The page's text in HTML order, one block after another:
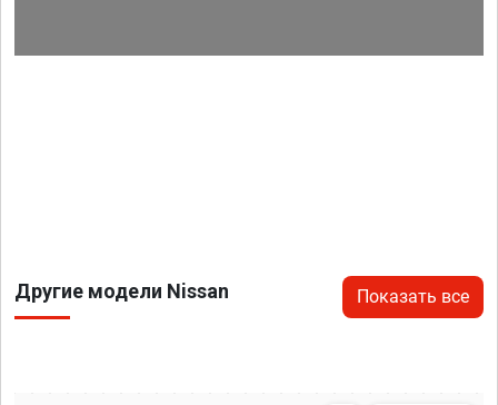
Другие модели Nissan Показать все